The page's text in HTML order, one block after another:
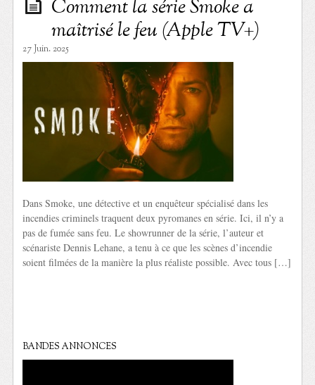
Comment la série Smoke a
maîtrisé le feu (Apple TV+)
27 Juin. 2025
Dans Smoke, une détective et un enquêteur spécialisé dans les
incendies criminels traquent deux pyromanes en série. Ici, il n’y a
pas de fumée sans feu. Le showrunner de la série, l’auteur et
scénariste Dennis Lehane, a tenu à ce que les scènes d’incendie
soient filmées de la manière la plus réaliste possible. Avec tous […]
BANDES ANNONCES